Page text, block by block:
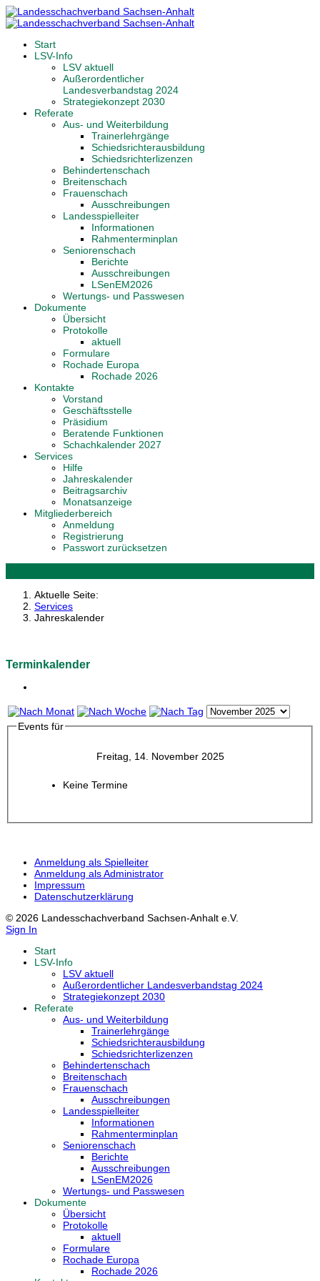
Start
LSV-Info
LSV aktuell
Außerordentlicher
Landesverbandstag 2024
Strategiekonzept 2030
Referate
Aus- und Weiterbildung
Trainerlehrgänge
Schiedsrichterausbildung
Schiedsrichterlizenzen
Behindertenschach
Breitenschach
Frauenschach
Ausschreibungen
Landesspielleiter
Informationen
Rahmenterminplan
Seniorenschach
Berichte
Ausschreibungen
LSenEM2026
Wertungs- und Passwesen
Dokumente
Übersicht
Protokolle
aktuell
Formulare
Rochade Europa
Rochade 2026
Kontakte
Vorstand
Geschäftsstelle
Präsidium
Beratende Funktionen
Schachkalender 2027
Services
Hilfe
Jahreskalender
Beitragsarchiv
Monatsanzeige
Mitgliederbereich
Anmeldung
Registrierung
Passwort zurücksetzen
Aktuelle Seite:
Services
Jahreskalender
Terminkalender
Events für
Freitag, 14. November 2025
Keine Termine
Anmeldung als Spielleiter
Anmeldung als Administrator
Impressum
Datenschutzerklärung
© 2026 Landesschachverband Sachsen-Anhalt e.V.
Sign In
Start
LSV-Info
LSV aktuell
Außerordentlicher Landesverbandstag 2024
Strategiekonzept 2030
Referate
Aus- und Weiterbildung
Trainerlehrgänge
Schiedsrichterausbildung
Schiedsrichterlizenzen
Behindertenschach
Breitenschach
Frauenschach
Ausschreibungen
Landesspielleiter
Informationen
Rahmenterminplan
Seniorenschach
Berichte
Ausschreibungen
LSenEM2026
Wertungs- und Passwesen
Dokumente
Übersicht
Protokolle
aktuell
Formulare
Rochade Europa
Rochade 2026